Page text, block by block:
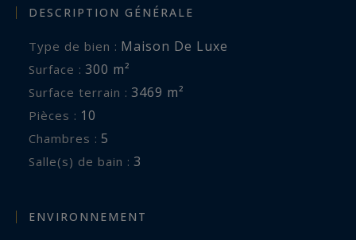
DESCRIPTION GÉNÉRALE
Type de bien : Maison De Luxe
Surface : 300 m²
Surface terrain : 3469 m²
Pièces : 10
Chambres : 5
Salle(s) de bain : 3
ENVIRONNEMENT